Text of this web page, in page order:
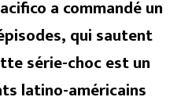
a commandé un
qui sautent
série-choc est un
latino-américains